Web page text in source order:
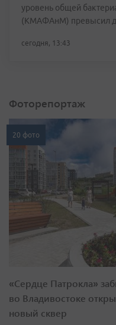
уровень общей
(КМАФАнМ) превысил
сегодня, 13:43
Фоторепортаж
20 фото
«Сердце Патрокла»
во Владивостоке
новый сквер